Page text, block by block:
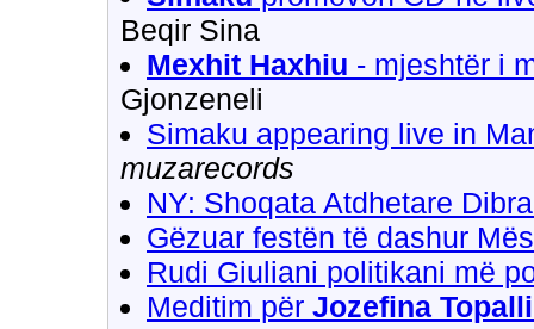
Beqir Sina
Mexhit Haxhiu - mjeshtër i
Gjonzeneli
Simaku appearing live in
muzarecords
NY: Shoqata Atdhetare
Gëzuar festën të dashur
Rudi Giuliani politikani më
Meditim për Jozefina